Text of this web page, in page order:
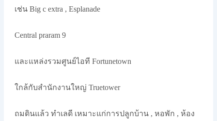
เช่น Big c extra , Esplanade
Central praram 9
และแหล่งรวมศูนย์ไอที Fortunetown
ใกล้กับสำนักงานใหญ่ Truetower
ถมดินแล้ว ทำเลดี เหมาะแก่การปลูกบ้าน , หอพัก , ห้อง